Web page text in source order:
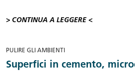
> CONTINUA A LEGGERE <
PULIRE GLI AMBIENTI
Superfici in cemento,